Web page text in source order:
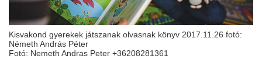
Kisvakond gyerekek játszanak olvasnak könyv 2017.11.26 fotó:
Németh András Péter
Fotó: Nemeth Andras Peter +36208281361